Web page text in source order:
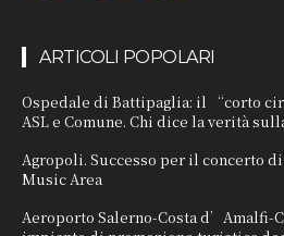
ARTICOLI POPOLARI
Ospedale di Battipaglia: il “corto
ASL e Comune. Chi dice la verità
Agropoli. Successo per il concerto
Music Area
Aeroporto Salerno-Costa d’Amalfi-